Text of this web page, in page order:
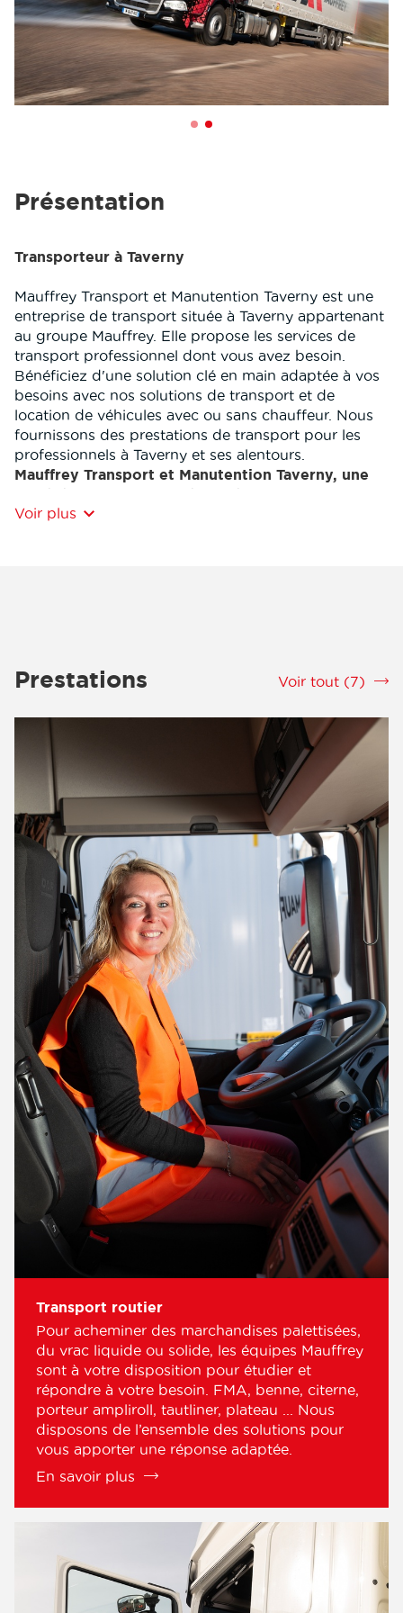
Présentation
Transporteur à Taverny
Mauffrey Transport et Manutention Taverny est une
entreprise de transport située à Taverny appartenant
au groupe Mauffrey. Elle propose les services de
transport professionnel dont vous avez besoin.
Bénéficiez d'une solution clé en main adaptée à vos
besoins avec nos solutions de transport et de
location de véhicules avec ou sans chauffeur. Nous
fournissons des prestations de transport pour les
professionnels à Taverny et ses alentours.
Mauffrey Transport et Manutention Taverny, une
société de transport spécialisée
permanence l'efficacité et la productivité du service.
Notamment dans le domaine industriel, l’entreprise
Taverny développe tout les services nécéssaire aux
transports ainsi qu’a l’organisation de ceux-ci.
Nous nous occupons du transport de vos
marchandises à Taverny
Nous assurons un service de transport complet.
Ensemble, nous définissons la fréquence, les dates
et les horaires ajustés. Notre équipe de chauffeurs
récupèrent votre marchandise et la livrent à bon
Services d’ingénieure et de conseil
Le transport et l'organisation sont des piliers de
votre activité qui contribuent majoritairement à
assurer la performance de votre entreprise et la
satisfaction de vos clients. Véritable levier de la
performance globale d'une société, le transport
contribue à fidéliser vos clients et à valoriser votre
image de marque. L’entreprises de transport
Mauffrey Transport et Manutention Taverny située à
Taverny vous garantie une réactivité optimale et des
prestations de qualité.
L’avantage des solutions de transport à Taverny,
apportées par Mauffrey Transport et Manutention
Taverny pour votre entreprise c’est de vous assurer
un service efficace et attentionné.
Voir plus
Prestations Voir tout (7)
srLabel
Transport routier
Pour acheminer des marchandises palettisées,
du vrac liquide ou solide, les équipes Mauffrey
sont à votre disposition pour étudier et
répondre à votre besoin. FMA, benne, citerne,
porteur ampliroll, tautliner, plateau ... Nous
disposons de l’ensemble des solutions pour
vous apporter une réponse adaptée.
En savoir plus